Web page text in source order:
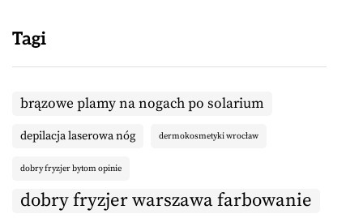
Tagi
brązowe plamy na nogach po solarium
depilacja laserowa nóg dermokosmetyki wrocław
dobry fryzjer bytom opinie
dobry fryzjer warszawa farbowanie